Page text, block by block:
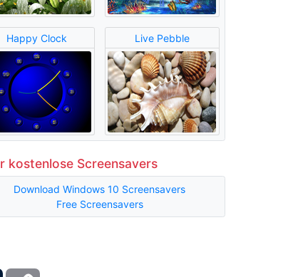
Happy Clock Live Pebble
kostenlose Screensavers
Download Windows 10 Screensavers
Free Screensavers